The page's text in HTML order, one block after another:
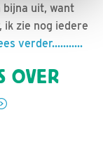
bijna uit, want
ik zie nog iedere
verder...........
OVER